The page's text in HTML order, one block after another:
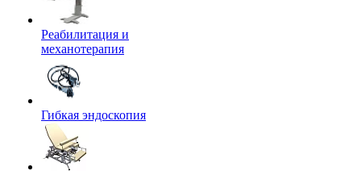
Реабилитация и
механотерапия
Гибкая эндоскопия